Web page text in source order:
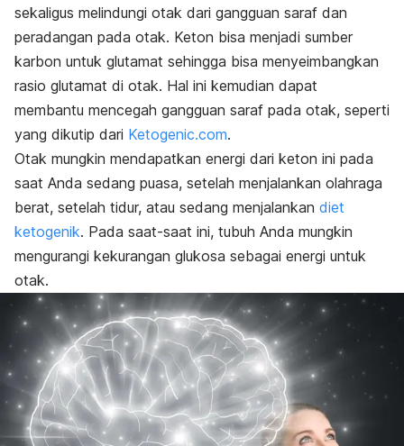
sekaligus melindungi otak dari gangguan saraf dan
peradangan pada otak. Keton bisa menjadi sumber
karbon untuk glutamat sehingga bisa menyeimbangkan
rasio glutamat di otak. Hal ini kemudian dapat
membantu mencegah gangguan saraf pada otak, seperti
yang dikutip dari Ketogenic.com.
Otak mungkin mendapatkan energi dari keton ini pada
saat Anda sedang puasa, setelah menjalankan olahraga
berat, setelah tidur, atau sedang menjalankan diet
ketogenik. Pada saat-saat ini, tubuh Anda mungkin
mengurangi kekurangan glukosa sebagai energi untuk
otak.